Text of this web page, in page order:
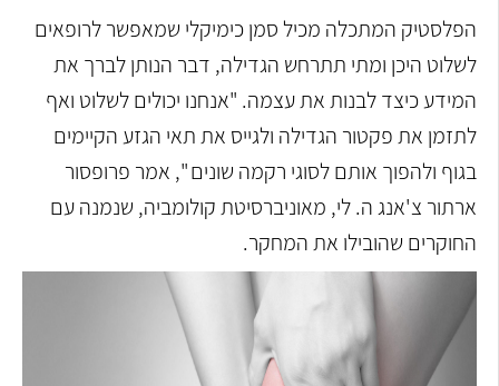
הפלסטיק המתכלה מכיל סמן כימיקלי שמאפשר לרופאים
לשלוט היכן ומתי תתרחש הגדילה, דבר הנותן לברך את
המידע כיצד לבנות את עצמה. "אנחנו יכולים לשלוט ואף
לתזמן את פקטור הגדילה ולגייס את תאי הגזע הקיימים
בגוף ולהפוך אותם לסוגי רקמה שונים ", אמר פרופסור
ארתור צ'אנג ה. לי, מאוניברסיטת קולומביה, שנמנה עם
החוקרים שהובילו את המחקר.